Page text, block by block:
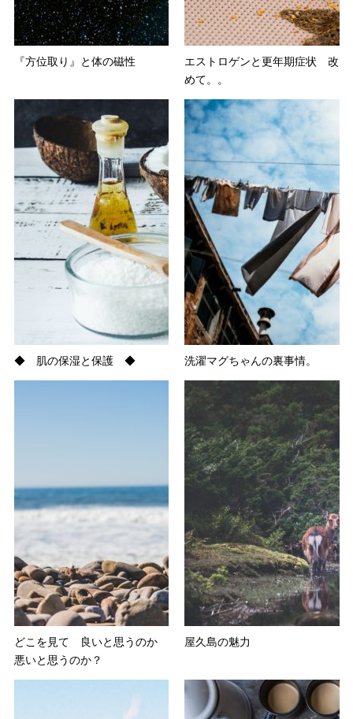
『方位取り』と体の磁性
エストロゲンと更年期症状 改
めて。。
◆ 肌の保湿と保護 ◆ 洗濯マグちゃんの裏事情。
どこを見て 良いと思うのか
悪いと思うのか？
屋久島の魅力